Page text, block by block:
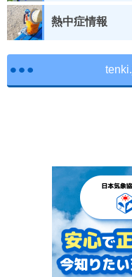
熱中症情報